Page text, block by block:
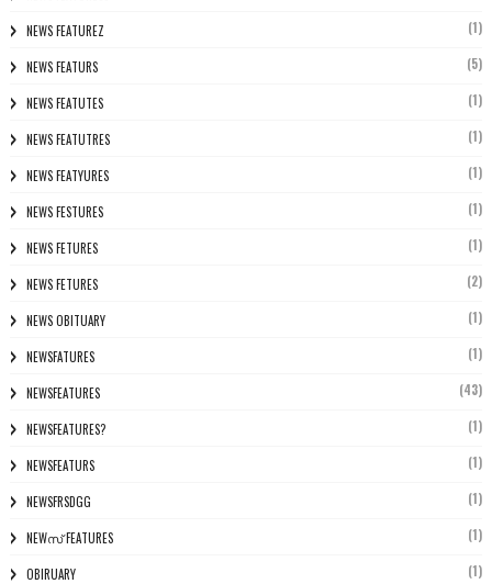
NEWS FEATUREZ (1)
NEWS FEATURS (5)
NEWS FEATUTES (1)
NEWS FEATUTRES (1)
NEWS FEATYURES (1)
NEWS FESTURES (1)
NEWS FETURES (1)
NEWS FETURES (2)
NEWS OBITUARY (1)
NEWSFATURES (1)
NEWSFEATURES (43)
NEWSFEATURES? (1)
NEWSFEATURS (1)
NEWSFRSDGG (1)
NEWസ് FEATURES (1)
OBIRUARY (1)